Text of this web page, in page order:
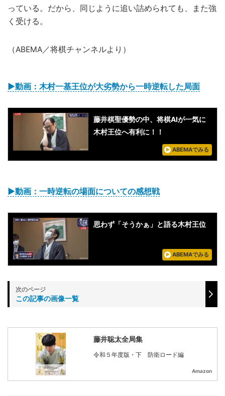
っている。だから、同じように追い詰められても、また強
く受ける。
（ABEMA／将棋チャンネルより）
▶動画：木村一基王位が大劣勢から一時逆転した局面
藤井棋聖優勢の中、将棋AIが一気に
木村王位へ有利に！！
ABEMAでみる
▶動画：一時逆転の場面についての感想戦
思わず「そうかぁ」と語る木村王位
ABEMAでみる
この記事の画像一覧
藤井聡太全局集
令和５年度版・下 防衛ロード編
Amazon